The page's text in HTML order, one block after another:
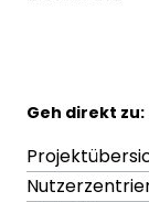
Geh direkt zu: